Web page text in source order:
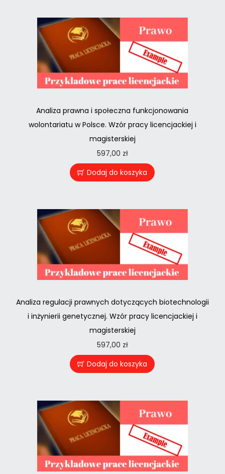
Analiza prawna i społeczna funkcjonowania
wolontariatu w Polsce. Wzór pracy licencjackiej i
magisterskiej
597,00 zł
Dodaj do koszyka
Analiza regulacji prawnych dotyczących biotechnologii
i inżynierii genetycznej. Wzór pracy licencjackiej i
magisterskiej
597,00 zł
Dodaj do koszyka